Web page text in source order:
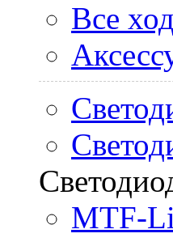
Все
MTF-